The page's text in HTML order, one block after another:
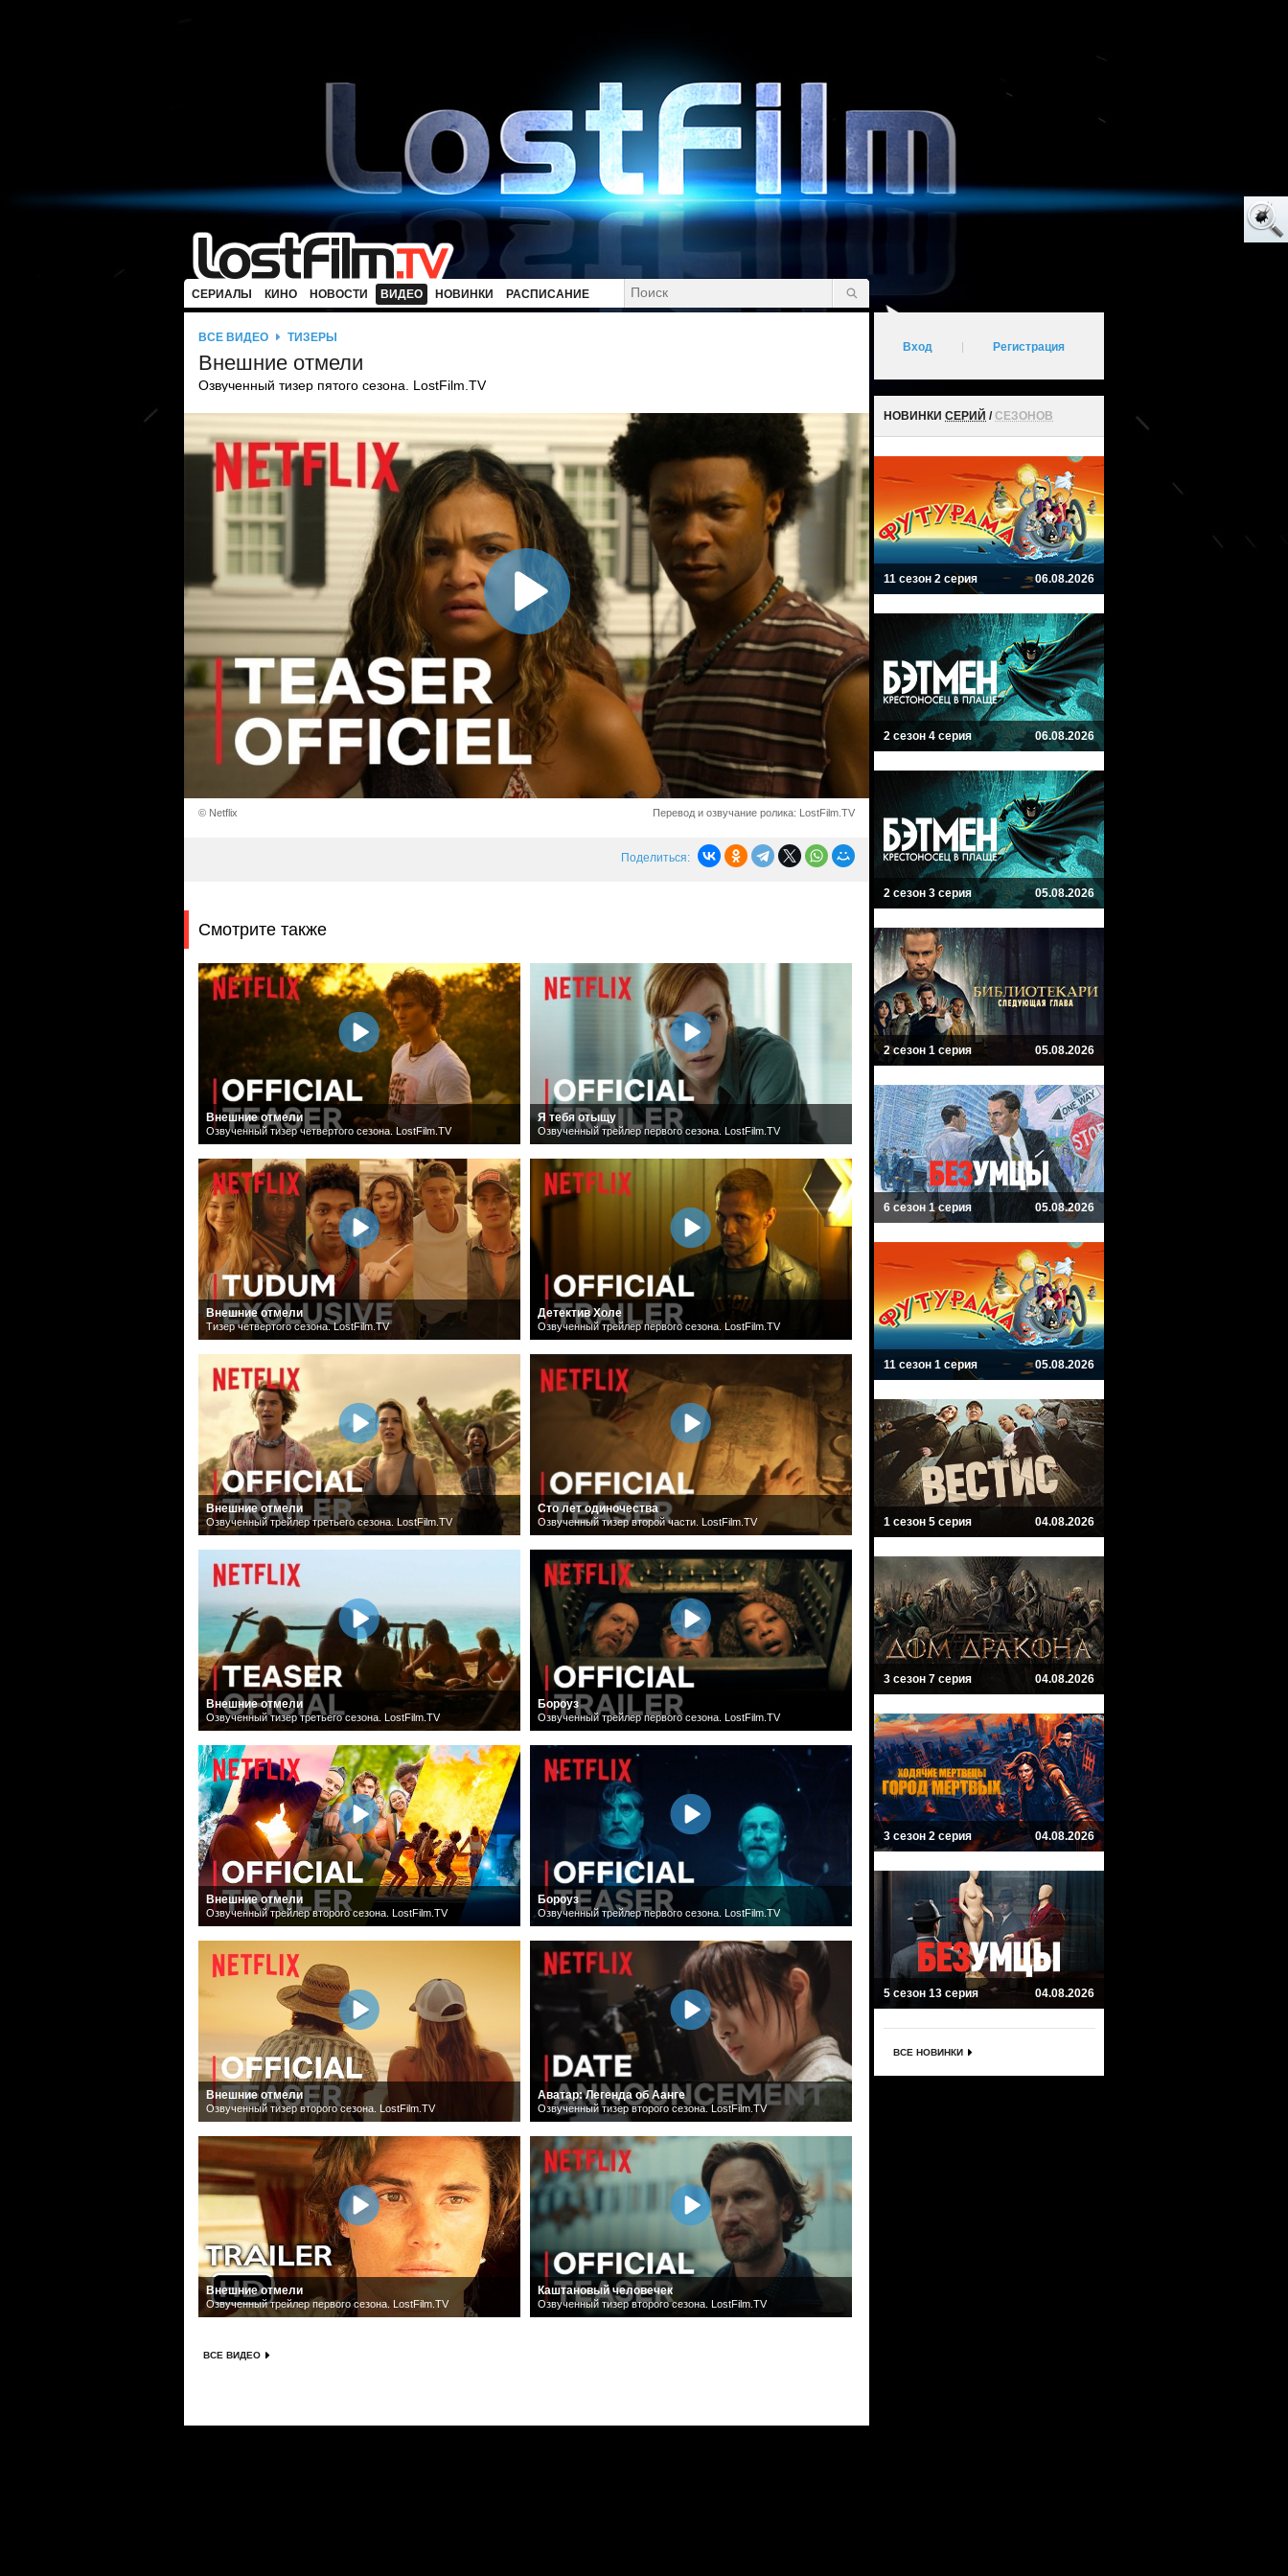
СЕРИАЛЫ КИНО НОВОСТИ ВИДЕО НОВИНКИ РАСПИСАНИЕ
ВСЕ ВИДЕО ТИЗЕРЫ
Внешние отмели
Озвученный тизер пятого сезона. LostFilm.TV
© Netflix Перевод и озвучание ролика: LostFilm.TV
Поделиться:
Смотрите также
Внешние отмели
Озвученный тизер четвертого сезона. LostFilm.TV
Внешние отмели
Тизер четвертого сезона. LostFilm.TV
Внешние отмели
Озвученный трейлер третьего сезона. LostFilm.TV
Внешние отмели
Озвученный тизер третьего сезона. LostFilm.TV
Внешние отмели
Озвученный трейлер второго сезона. LostFilm.TV
Внешние отмели
Озвученный тизер второго сезона. LostFilm.TV
Внешние отмели
Озвученный трейлер первого сезона. LostFilm.TV
Я тебя отыщу
Озвученный трейлер первого сезона. LostFilm.TV
Детектив Холе
Озвученный трейлер первого сезона. LostFilm.TV
Сто лет одиночества
Озвученный тизер второй части. LostFilm.TV
Бороуз
Озвученный трейлер первого сезона. LostFilm.TV
Бороуз
Озвученный трейлер первого сезона. LostFilm.TV
Аватар: Легенда об Аанге
Озвученный тизер второго сезона. LostFilm.TV
Каштановый человечек
Озвученный тизер второго сезона. LostFilm.TV
ВСЕ ВИДЕО
Вход Регистрация
НОВИНКИ СЕРИЙ /СЕЗОНОВ
11 сезон 2 серия 06.08.2026
2 сезон 4 серия 06.08.2026
2 сезон 3 серия 05.08.2026
2 сезон 1 серия 05.08.2026
6 сезон 1 серия 05.08.2026
11 сезон 1 серия 05.08.2026
1 сезон 5 серия 04.08.2026
3 сезон 7 серия 04.08.2026
3 сезон 2 серия 04.08.2026
5 сезон 13 серия 04.08.2026
ВСЕ НОВИНКИ